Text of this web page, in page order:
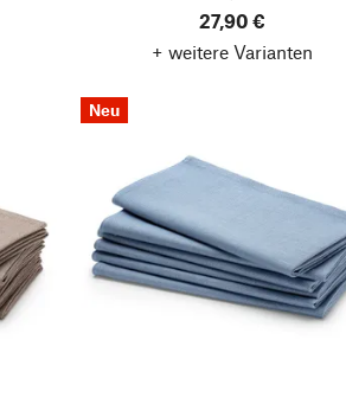
27,90 €
+ weitere Varianten
Neu